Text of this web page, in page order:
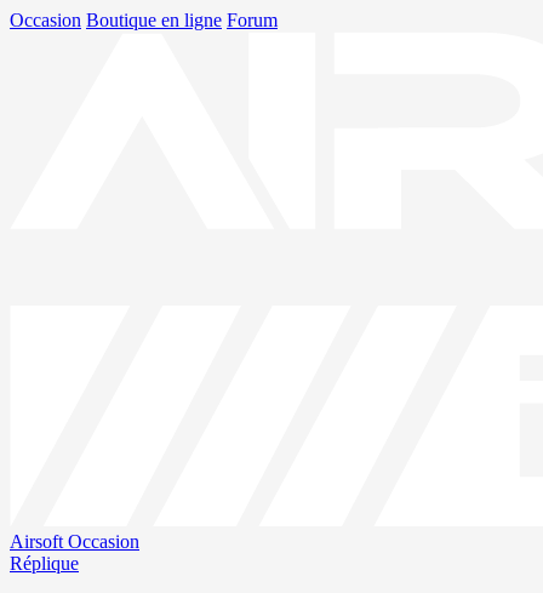
Occasion Boutique en ligne Forum
Airsoft Occasion
Réplique